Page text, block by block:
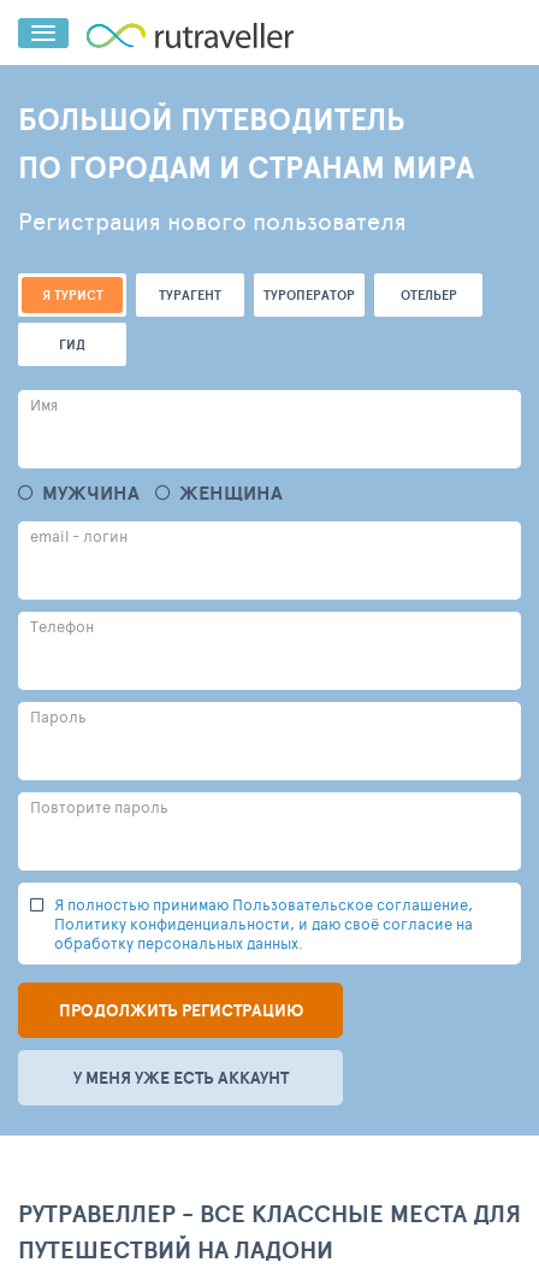
БОЛЬШОЙ ПУТЕВОДИТЕЛЬ
ПО ГОРОДАМ И СТРАНАМ МИРА
Регистрация нового пользователя
Я ТУРИСТ ТУРАГЕНТ ТУРОПЕРАТОР ОТЕЛЬЕР
ГИД
Имя
МУЖЧИНА ЖЕНЩИНА
email - логин
Телефон
Пароль
Повторите пароль
Я полностью принимаю Пользовательское соглашение,
Политику конфиденциальности, и даю своё согласие на
обработку персональных данных.
ПРОДОЛЖИТЬ РЕГИСТРАЦИЮ
У МЕНЯ УЖЕ ЕСТЬ АККАУНТ
РУТРАВЕЛЛЕР - ВСЕ КЛАССНЫЕ МЕСТА ДЛЯ
ПУТЕШЕСТВИЙ НА ЛАДОНИ